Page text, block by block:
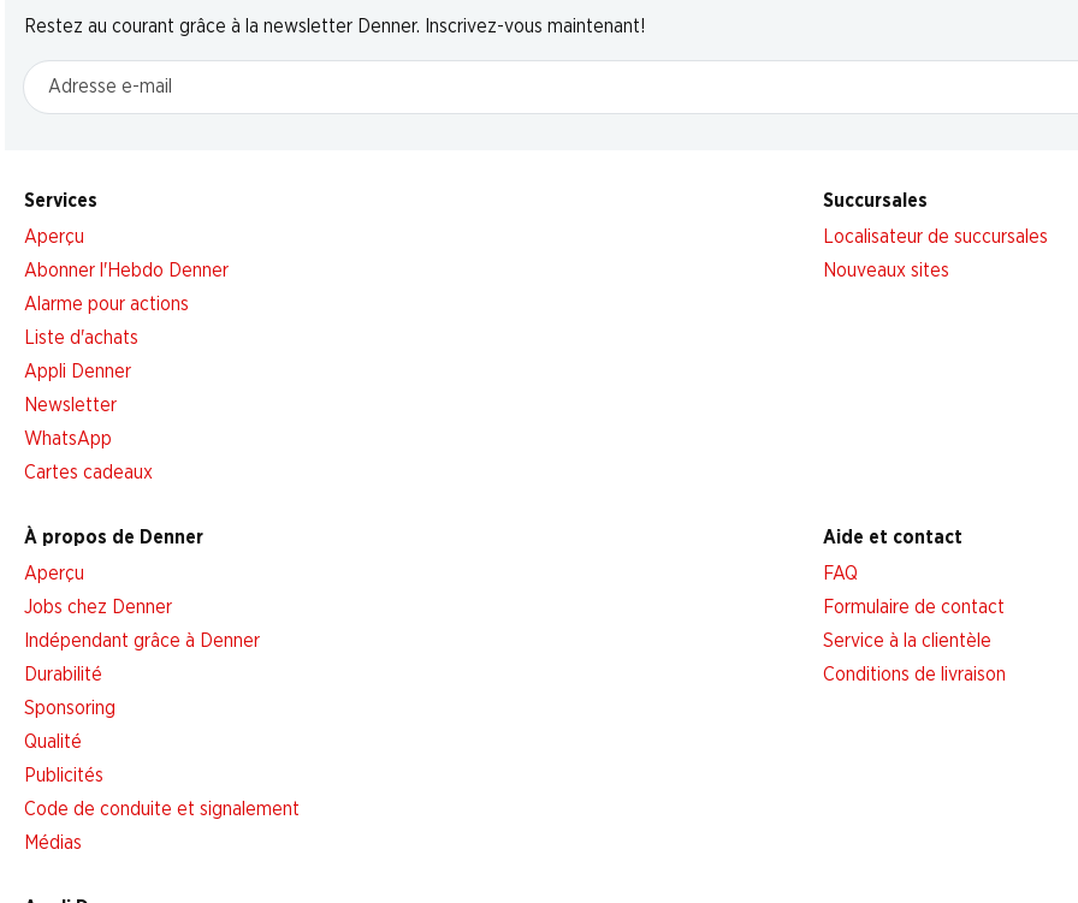
Restez au courant grâce à la newsletter Denner. Inscrivez-vous maintenant!
Adresse e-mail
Services
Aperçu
Abonner l'Hebdo Denner
Alarme pour actions
Liste d'achats
Appli Denner
Newsletter
WhatsApp
Cartes cadeaux
Succursales
Localisateur de succursales
Nouveaux sites
À propos de Denner
Aperçu
Jobs chez Denner
Indépendant grâce à Denner
Durabilité
Sponsoring
Qualité
Publicités
Code de conduite et signalement
Médias
Aide et contact
FAQ
Formulaire de contact
Service à la clientèle
Conditions de livraison